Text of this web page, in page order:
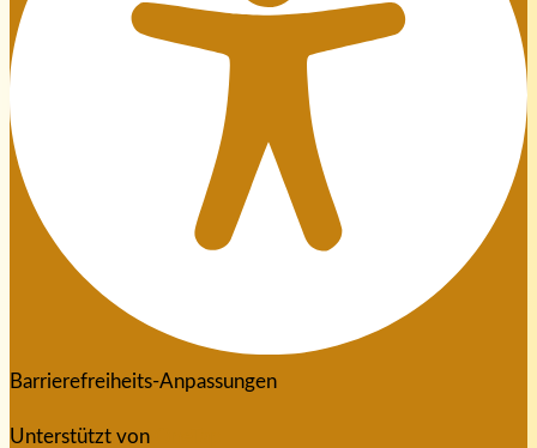
Barrierefreiheits-Anpassungen
Unterstützt von